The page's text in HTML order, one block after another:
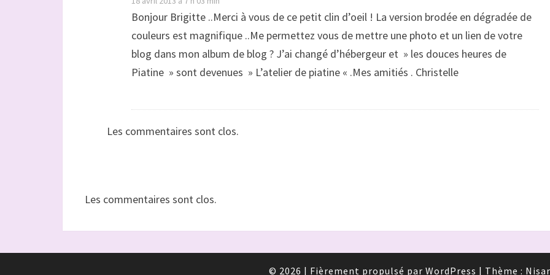
Bonjour Brigitte ..Merci à vous de ce petit clin d’oeil ! La version brodée en dégradée de
couleurs est magnifique ..Me permettez vous de mettre une photo et un lien de votre
blog dans mon album de blog ? J’ai changé d’hébergeur et » les douces heures de
Piatine » sont devenues » L’atelier de piatine « .Mes amitiés . Christelle
Les commentaires sont clos.
Les commentaires sont clos.
© 2026 | Fièrement propulsé par WordPress | Thème :